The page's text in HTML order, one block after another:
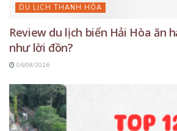
DU LỊCH THANH HÓA
Review du lịch biển Hải Hòa ăn
như lời đồn?
06/08/2026